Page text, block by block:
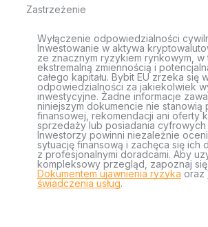
Zastrzeżenie
Wyłączenie odpowiedzialności
Inwestowanie w aktywa
ze znacznym ryzykiem rynkowym, w
ekstremalną zmiennością i
całego kapitału. Bybit EU zrzeka się
odpowiedzialności za jakiekolwiek
inwestycyjne. Żadne informacje
niniejszym dokumencie nie stanowią
finansowej, rekomendacji ani oferty
sprzedaży lub posiadania cyfrowych
Inwestorzy powinni niezależnie
sytuację finansową i zachęca się ich
z profesjonalnymi doradcami. Aby
kompleksowy przegląd, zapoznaj
Dokumentem ujawnienia ryzyka oraz
świadczenia usług.